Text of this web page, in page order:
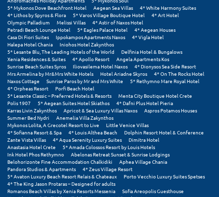
5* Mykonos Dove Beachfront Hotel
Aegean Sea Villas
4* White Harmony Suites
4* Lithos by Spyros & Flora
5* Varos Village Boutique Hotel
4* Art Hotel
Olympic Palladium
Melissi Villas
4* Astir of Naxos Hotel
Petradi Beach Lounge Hotel
5* Eagles Palace Hotel
4* Aegean Houses
Casa Di Fiori Suites
Ippokampos Apartments Naxos
4* Vigla Hotel
Halepa Hotel Chania
Iniohos Hotel Zakynthos
5* Lesante Blu, The Leading Hotels of the World
Delfinia Hotel & Bungalows
Xenia Residences & Suites
4* Apollo Resort
Angela Apartments Kos
Sunrise Beach Suites Syros
Iliovasilema Hotel Naxos
4* Dionysos Sea Side Resort
Mrs Armelina by Mr&Mrs White Hotels
Hotel Ariadne Skyros
4* On The Rocks Hotel
Naxos Cottage
Sunrise Paros by Mr and Mrs White
5* Rethymno Mare Royal Hotel
4* Orpheas Resort
Porfi Beach Hotel
5* Lesante Classic – Preferred Hotels & Resorts
Menta City Boutique Hotel Crete
Polis 1907
5* Aegean Suites Hotel Skiathos
4* Dafni Plus Hotel Pieria
Karras Livin Zakynthos
Apricot & Sea Luxury Villas Naxos
Aspros Potamos Houses
Summer Bed Nydri
Anemelia Villa Zakynthos
Mykonos Lolita, A Grecotel Resort to Live
Little Venice Villas
4* Sofianna Resort & Spa
4* Louis Althea Beach
Dolphin Resort Hotel & Conference
Zante Vista Villas
4* Aqua Serenity Luxury Suites
Dimitra Hotel
Anastasia Hotel Crete
5* Amada Colossos Resort by Louis Hotels
Ink Hotel Phos Rethymno
Abelonas Retreat Sunset & Sunrise Lodgings
Belohorizonte Fine Accommodation Chalkidiki
Aphea Village Chania
Pandora Studios & Apartments
4* Zeus Village Resort
5* Avaton Luxury Beach Resort Relais & Chateaux
Porto Vecchio Luxury Suites Spetses
4* The King Jason Protaras – Designed for adults
Romanos Beach Villas by Xenia Resorts Messenia
Sofia Areopolis Guesthouse